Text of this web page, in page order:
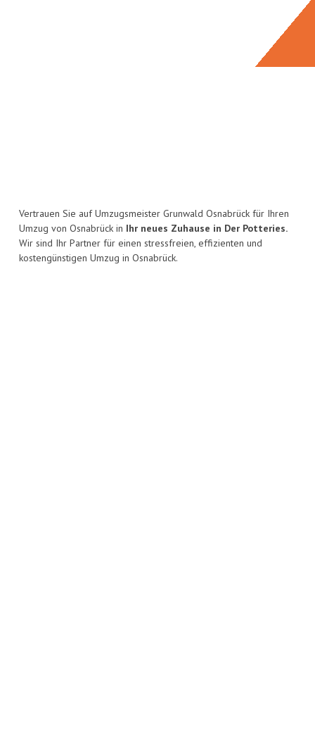
Vertrauen Sie auf Umzugsmeister Grunwald Osnabrück für Ihren
Umzug von Osnabrück in Ihr neues Zuhause in Der Potteries.
Wir sind Ihr Partner für einen stressfreien, effizienten und
kostengünstigen Umzug in Osnabrück.